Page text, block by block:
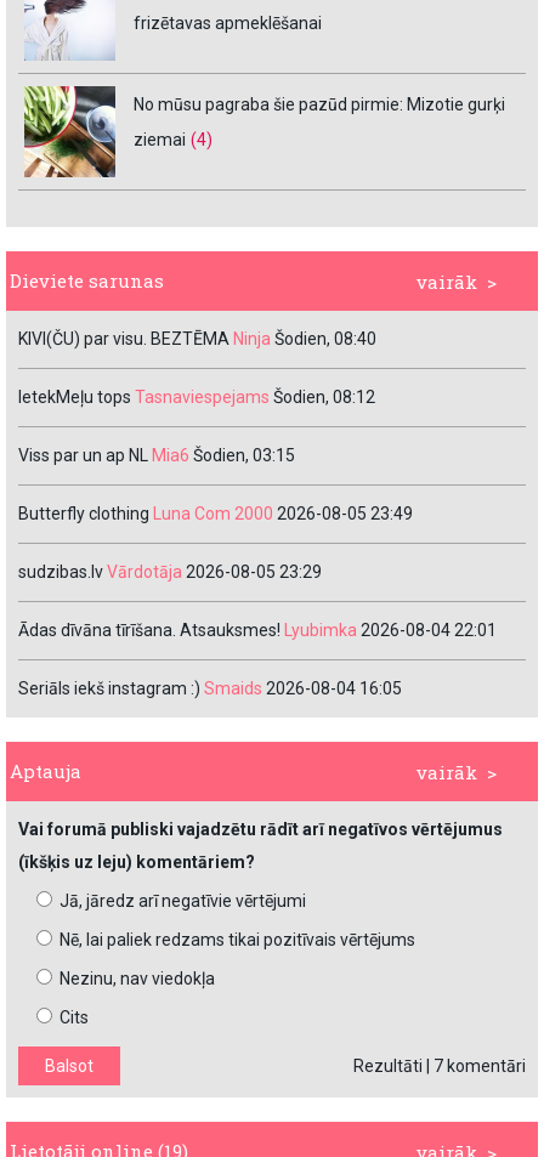
frizētavas apmeklēšanai
No mūsu pagraba šie pazūd pirmie: Mizotie gurķi
ziemai (4)
vairāk >
Dieviete sarunas
KIVI(ČU) par visu. BEZTĒMA Ninja Šodien, 08:40
IetekMeļu tops Tasnaviespejams Šodien, 08:12
Viss par un ap NL Mia6 Šodien, 03:15
Butterfly clothing Luna Com 2000 2026-08-05 23:49
sudzibas.lvVārdotāja 2026-08-05 23:29
Ādas dīvāna tīrīšana. Atsauksmes! Lyubimka 2026-08-04 22:01
Seriāls iekš instagram :) Smaids 2026-08-04 16:05
vairāk >
Aptauja
Vai forumā publiski vajadzētu rādīt arī negatīvos vērtējumus
(īkšķis uz leju) komentāriem?
Jā, jāredz arī negatīvie vērtējumi
Nē, lai paliek redzams tikai pozitīvais vērtējums
Nezinu, nav viedokļa
Cits
Rezultāti 7 komentāri
Lietotāji online (19)